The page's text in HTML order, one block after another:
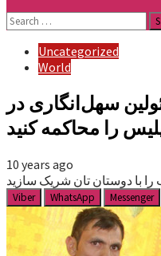
Search
for:
Uncategorized
World
سهل‌انگاری در
را محاکمه کنید
10 years ago
با دوستان تان شریک سازید
Viber WhatsApp Messenger